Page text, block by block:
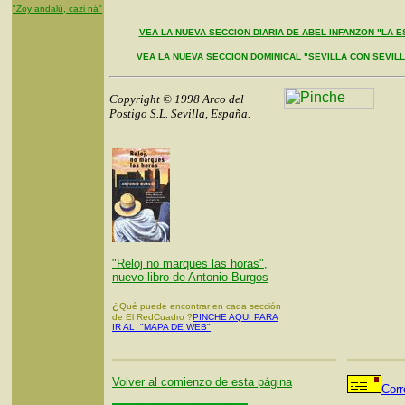
"Zoy andalú, cazi ná"
VEA LA NUEVA SECCION DIARIA DE ABEL INFANZON "LA
VEA LA NUEVA SECCION DOMINICAL "SEVILLA CON
Copyright © 1998 Arco del
Postigo S.L. Sevilla, España.
"Reloj no marques las horas",
nuevo libro de Antonio Burgos
¿ Qué puede encontrar en cada sección
de El RedCuadro ?PINCHE AQUI PARA
IR AL "MAPA DE WEB"
Volver al comienzo de esta página